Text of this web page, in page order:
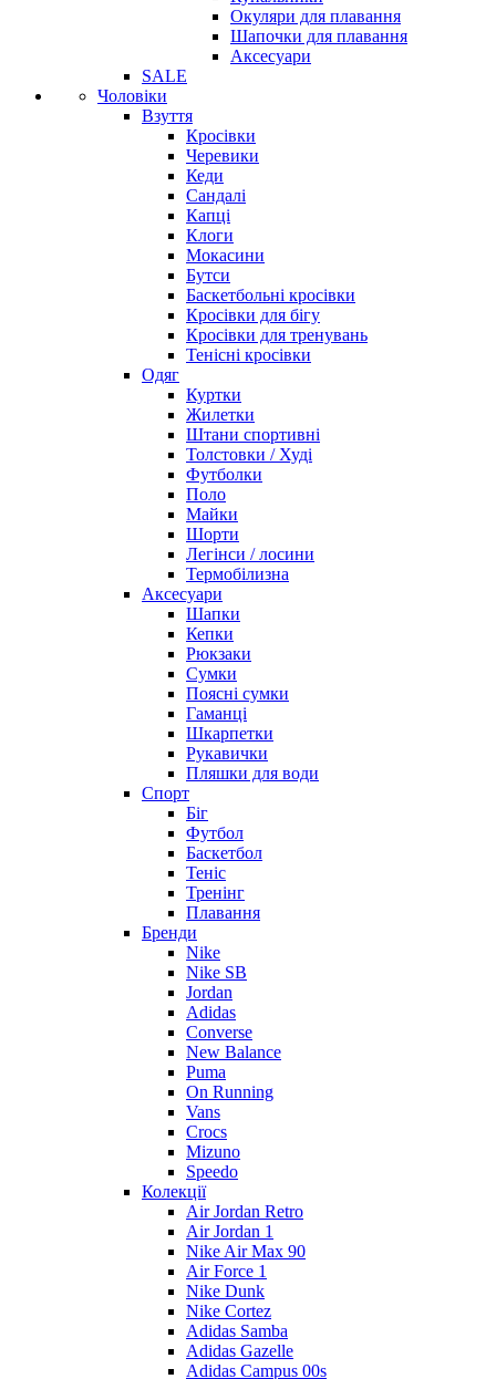
Окуляри для плавання
Шапочки для плавання
Аксесуари
SALE
Чоловіки
Взуття
Кросівки
Черевики
Кеди
Сандалі
Капці
Клоги
Мокасини
Бутси
Баскетбольні кросівки
Кросівки для бігу
Кросівки для тренувань
Тенісні кросівки
Одяг
Куртки
Жилетки
Штани спортивні
Толстовки / Худі
Футболки
Поло
Майки
Шорти
Легінси / лосини
Термобілизна
Аксесуари
Шапки
Кепки
Рюкзаки
Сумки
Поясні сумки
Гаманці
Шкарпетки
Рукавички
Пляшки для води
Спорт
Біг
Футбол
Баскетбол
Теніс
Тренінг
Плавання
Бренди
Nike
Nike SB
Jordan
Adidas
Converse
New Balance
Puma
On Running
Vans
Crocs
Mizuno
Speedo
Колекції
Air Jordan Retro
Air Jordan 1
Nike Air Max 90
Air Force 1
Nike Dunk
Nike Cortez
Adidas Samba
Adidas Gazelle
Adidas Campus 00s